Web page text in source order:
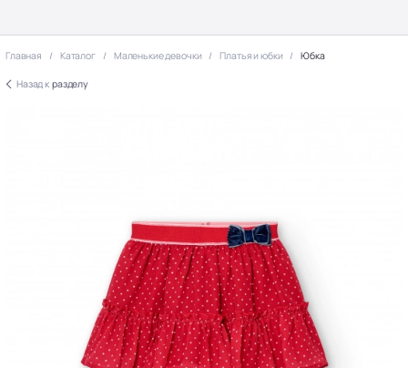
Главная Каталог Маленькие девочки Платья и юбки Юбка
Назад к разделу